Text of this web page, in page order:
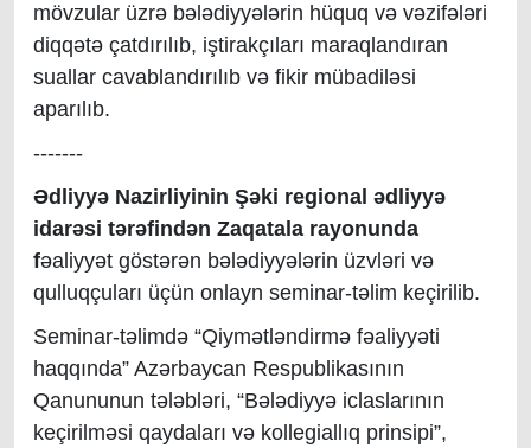
mövzular üzrə bələdiyyələrin hüquq və vəzifələri
diqqətə çatdırılıb, iştirakçıları maraqlandıran
suallar cavablandırılıb və fikir mübadiləsi
aparılıb.
-------
Ədliyyə Nazirliyinin Şəki regional ədliyyə
idarəsi tərəfindən Zaqatala rayonunda
fəaliyyət göstərən bələdiyyələrin üzvləri və
qulluqçuları üçün onlayn seminar-təlim keçirilib.
Seminar-təlimdə “Qiymətləndirmə fəaliyyəti
haqqında” Azərbaycan Respublikasının
Qanununun tələbləri, “Bələdiyyə iclaslarının
keçirilməsi qaydaları və kollegiallıq prinsipi”,